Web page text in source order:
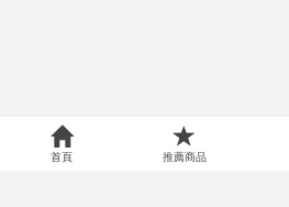
首頁 推薦商品